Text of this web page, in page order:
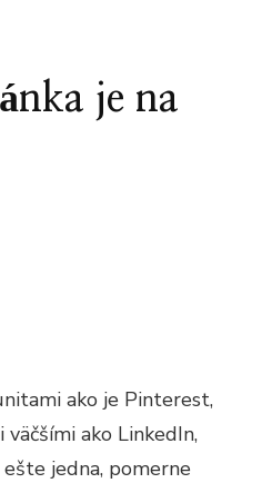
je na
ako je Pinterest,
ako LinkedIn,
jedna, pomerne